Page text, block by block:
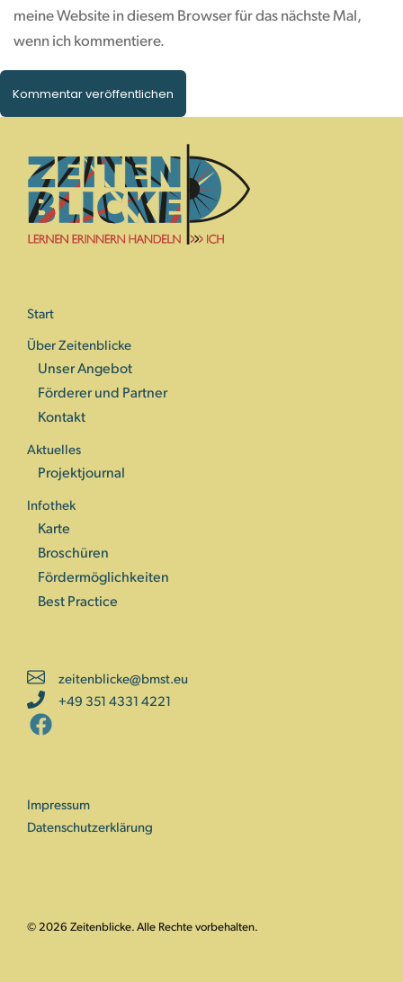
meine Website in diesem Browser für das nächste Mal,
wenn ich kommentiere.
Kommentar veröffentlichen
Start
Über Zeitenblicke
Unser Angebot
Förderer und Partner
Kontakt
Aktuelles
Projektjournal
Infothek
Karte
Broschüren
Fördermöglichkeiten
Best Practice
zeitenblicke@bmst.eu
+49 351 4331 4221
Impressum
Datenschutzerklärung
© 2026 Zeitenblicke. Alle Rechte vorbehalten.